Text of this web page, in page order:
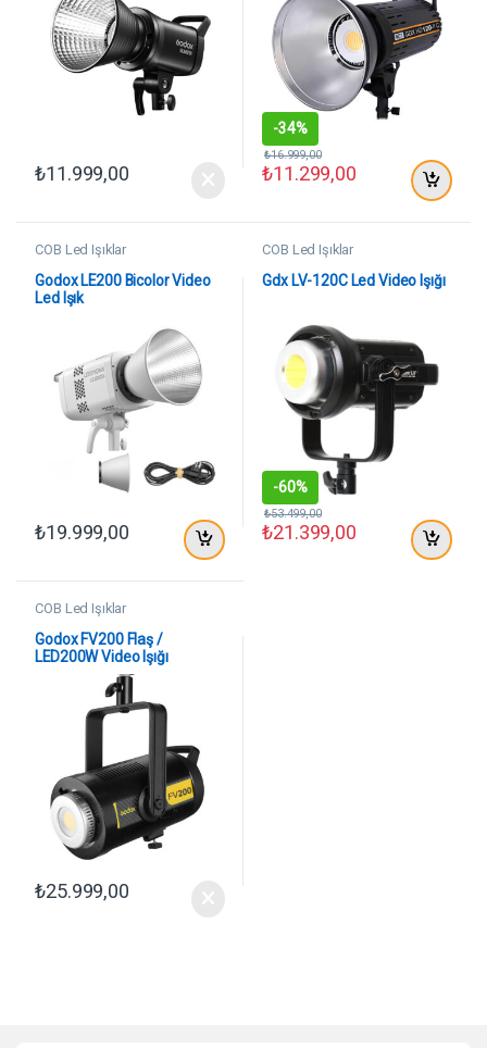
₺11.999,00
-34%
₺11.299,00
₺16.999,00
COB Led Işıklar
Godox LE200 Bicolor Video
Led Işık
₺19.999,00
COB Led Işıklar
Gdx LV-120C Led Video Işığı
-60%
₺21.399,00
₺53.499,00
COB Led Işıklar
Godox FV200 Flaş /
LED200W Video Işığı
₺25.999,00